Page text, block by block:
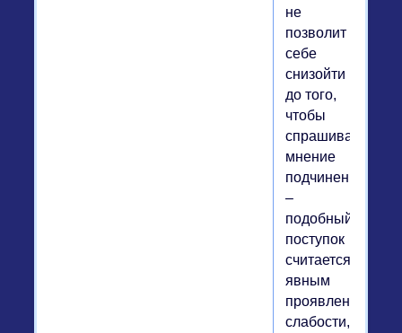
не
позволит
себе
снизойти
до того,
чтобы
спрашивать
мнение
подчиненного
–
подобный
поступок
считается
явным
проявлением
слабости,